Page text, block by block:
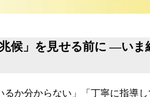
候」を見せる前に ―いま
るか分からない」「丁寧に指導し